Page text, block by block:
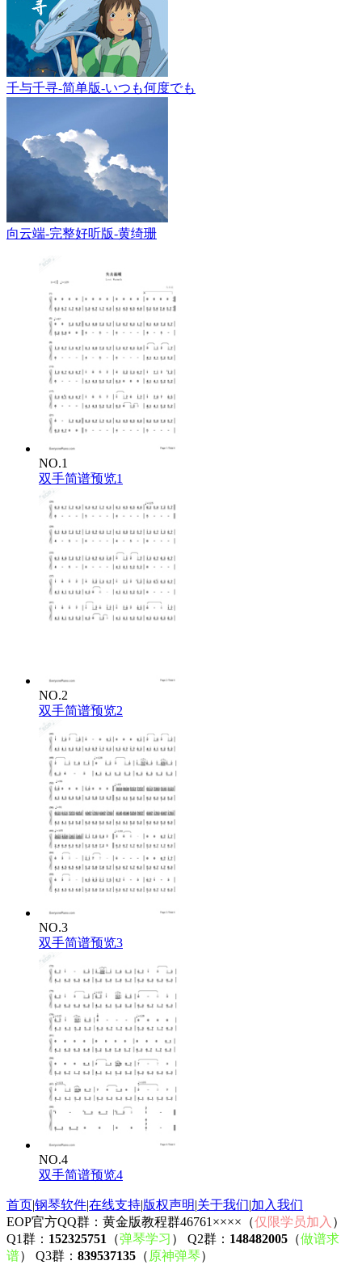
千与千寻-简单版-いつも何度でも
向云端-完整好听版-黄绮珊
NO.1
双手简谱预览1
NO.2
双手简谱预览2
NO.3
双手简谱预览3
NO.4
双手简谱预览4
首页|钢琴软件|在线支持|版权声明|关于我们|加入我们
EOP官方QQ群：黄金版教程群46761××××（仅限学员加入 ）
Q1群： 152325751 （弹琴学习 ） Q2群： 148482005 （做谱求
谱） Q3群： 839537135 （ 原神弹琴）